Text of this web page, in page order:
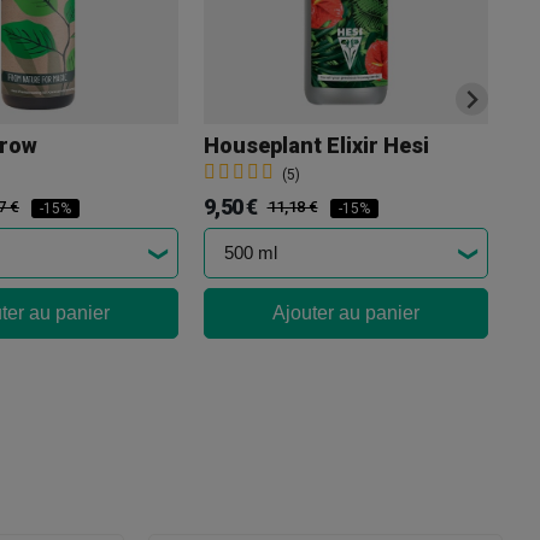
€ -15%
au panier
Houseplant Elixir Hesi
(5)
9,50 € 11,18 € -15%
Ajouter au panier